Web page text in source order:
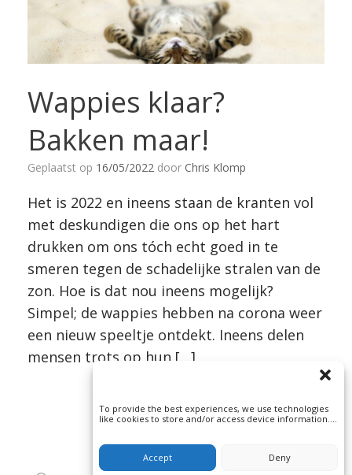
To provide the best experiences, we use technologies
like cookies to store and/or access device information.
on this site. Not consenting or withdrawing consent, may
adversely affect certain features and functions.
Accept Deny
Wappies klaar?
Bakken maar!
Geplaatst op 16/05/2022 door Chris Klomp
Het is 2022 en ineens staan de kranten vol
met deskundigen die ons op het hart
drukken om ons tóch echt goed in te
smeren tegen de schadelijke stralen van de
zon. Hoe is dat nou ineens mogelijk?
Simpel; de wappies hebben na corona weer
een nieuw speeltje ontdekt. Ineens delen
mensen trots op hun […]